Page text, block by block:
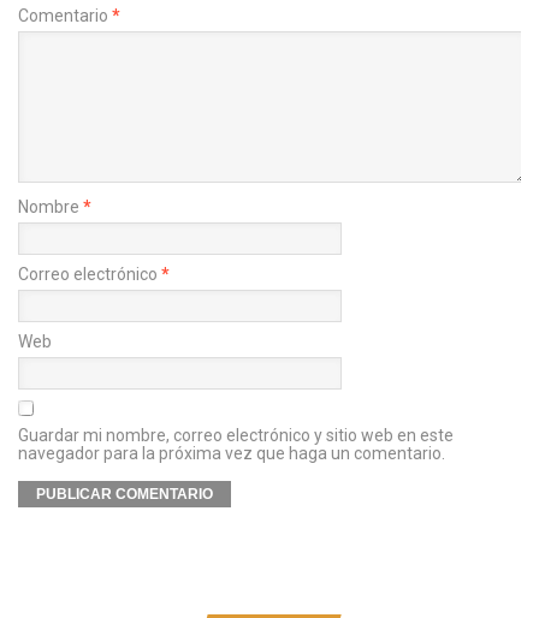
Comentario *
Nombre *
Correo electrónico *
Web
Guardar mi nombre, correo electrónico y sitio web en este
navegador para la próxima vez que haga un comentario.